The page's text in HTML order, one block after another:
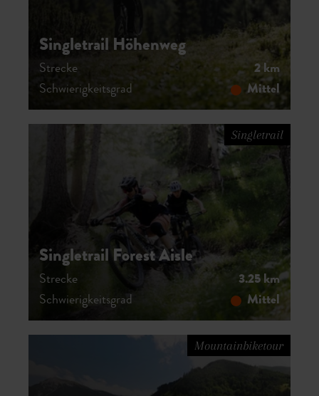
Singletrail Höhenweg
Strecke
2 km
Schwierigkeitsgrad
Mittel
Singletrail
Singletrail Forest Aisle
Strecke
3.25 km
Schwierigkeitsgrad
Mittel
Mountainbiketour